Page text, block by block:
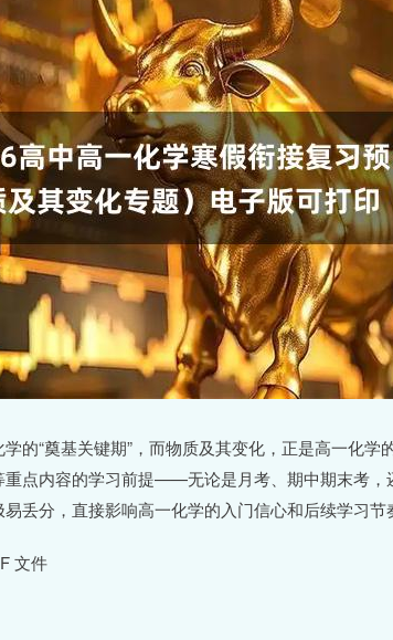
的“奠基关键期”，而物质及其变化，正是高一化学
点内容的学习前提——无论是月考、期中期末考，
丢分，直接影响高一化学的入门信心和后续学习节
文件
200.89 1.42% 沪深300